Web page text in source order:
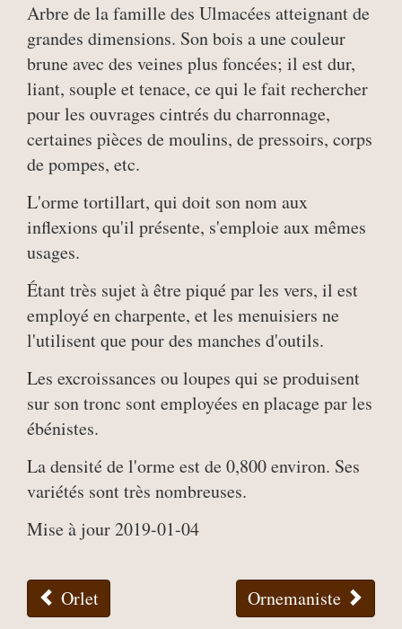
Arbre de la famille des Ulmacées atteignant de
grandes dimensions. Son bois a une couleur
brune avec des veines plus foncées; il est dur,
liant, souple et tenace, ce qui le fait rechercher
pour les ouvrages cintrés du charronnage,
certaines pièces de moulins, de pressoirs, corps
de pompes, etc.
L'orme tortillart, qui doit son nom aux
inflexions qu'il présente, s'emploie aux mêmes
usages.
Étant très sujet à être piqué par les vers, il est
employé en charpente, et les menuisiers ne
l'utilisent que pour des manches d'outils.
Les excroissances ou loupes qui se produisent
sur son tronc sont employées en placage par les
ébénistes.
La densité de l'orme est de 0,800 environ. Ses
variétés sont très nombreuses.
Mise à jour 2019-01-04
Orlet Ornemaniste